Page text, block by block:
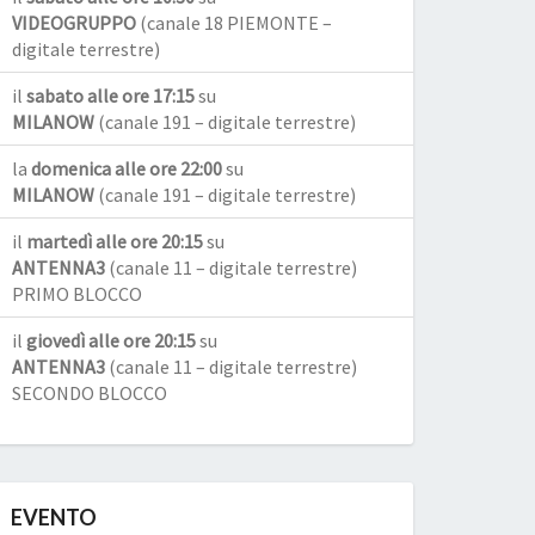
VIDEOGRUPPO (canale 18 PIEMONTE –
digitale terrestre)
il sabato alle ore 17:15su
MILANOW (canale 191 – digitale terrestre)
la domenica alle ore 22:00su
MILANOW (canale 191 – digitale terrestre)
il martedì alle ore 20:15su
ANTENNA3 (canale 11 – digitale terrestre)
PRIMO BLOCCO
il giovedì alle ore 20:15su
ANTENNA3 (canale 11 – digitale terrestre)
SECONDO BLOCCO
EVENTO